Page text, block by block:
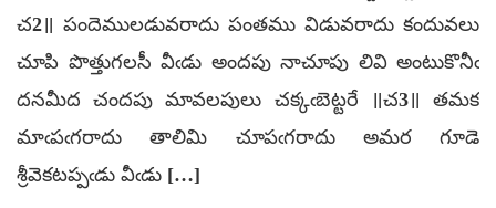
చ2॥ పందెములడువరాదు పంతము విడువరాదు కందువలు
చూపి పొత్తుగలసీ వీఁడు అందపు నాచూపు లివి అంటుకొనీఁ
దనమీద చందపు మావలపులు చక్కఁబెట్టరే ॥చ3॥ తమక
మాఁపఁగరాదు తాలిమి చూపఁగరాదు అమర గూడె
శ్రీవెకటప్పఁడు వీఁడు […]